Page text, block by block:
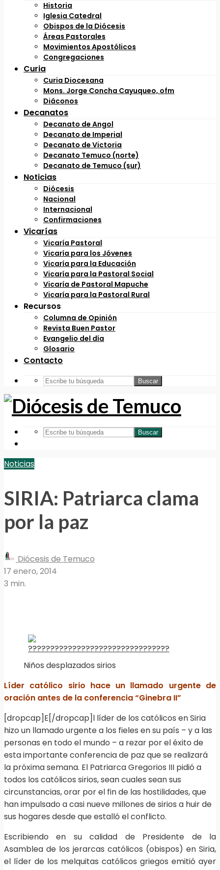
Historia
Iglesia Catedral
Obispos de la Diócesis
Áreas Pastorales
Movimientos Apostólicos
Congregaciones
Curia
Curia Diocesana
Mons. Jorge Concha Cayuqueo, ofm
Diáconos
Decanatos
Decanato de Angol
Decanato de Imperial
Decanato de Victoria
Decanato Temuco (norte)
Decanato de Temuco (sur)
Noticias
Diócesis
Nacional
Internacional
Confirmaciones
Vicarías
Vicaría Pastoral
Vicaría para los Jóvenes
Vicaría para la Educación
Vicaría para la Pastoral Social
Vicaría de Pastoral Mapuche
Vicaría para la Pastoral Rural
Recursos
Columna de Opinión
Revista Buen Pastor
Evangelio del día
Glosario
Contacto
Buscar
Buscar
Noticias
SIRIA: Patriarca clama
por la paz
Diócesis de Temuco
17 enero, 2014
3 min.
Niños desplazados sirios
Líder católico sirio hace un llamado urgente de
oración antes de la conferencia “Ginebra II”
[dropcap]E[/dropcap]l líder de los católicos en Siria
hizo un llamado urgente a los fieles en su país – y a las
personas en todo el mundo – a rezar por el éxito de
esta importante conferencia de paz que se realizará
la próxima semana. El Patriarca Gregorios III pidió a
todos los católicos sirios, sean cuales sean sus
circunstancias, orar por el fin de las hostilidades, que
han impulsado a casi nueve millones de sirios a huir de
sus hogares desde que estalló el conflicto.
Escribiendo en su calidad de Presidente de la
Asamblea de los jerarcas católicos (obispos) en Siria,
el líder de los melquitas católicos griegos emitió ayer